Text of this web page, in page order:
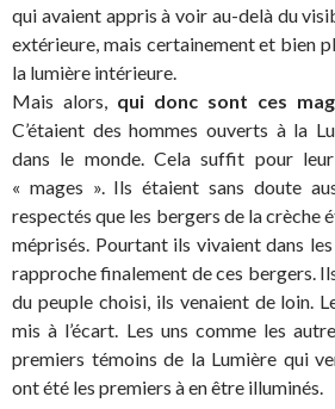
qui avaient appris à voir au-delà du
extérieure, mais certainement et bien
la lumière intérieure.
Mais alors, qui donc sont ces
C’étaient des hommes ouverts à la
dans le monde. Cela suffit pour
« mages ». Ils étaient sans doute
respectés que les bergers de la crèche
méprisés. Pourtant ils vivaient dans
rapproche finalement de ces bergers.
du peuple choisi, ils venaient de loin.
mis à l’écart. Les uns comme les
premiers témoins de la Lumière qui
ont été les premiers à en être illuminés.